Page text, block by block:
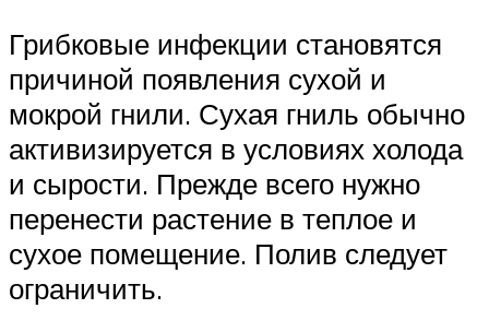
Грибковые инфекции становятся
причиной появления сухой и
мокрой гнили. Сухая гниль обычно
активизируется в условиях холода
и сырости. Прежде всего нужно
перенести растение в теплое и
сухое помещение. Полив следует
ограничить.